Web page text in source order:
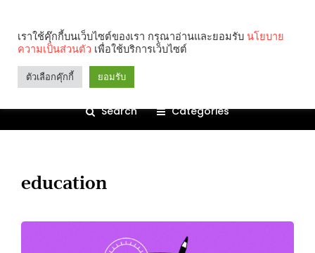
Search Categories
education
เราใช้คุ๊กกี้บนเว็บไซต์ของเรา กรุณาอ่านและยอมรับ นโยบาย
ความเป็นส่วนตัว เพื่อใช้บริการเว็บไซต์
ตัวเลือกคุ๊กกี้ ยอมรับ